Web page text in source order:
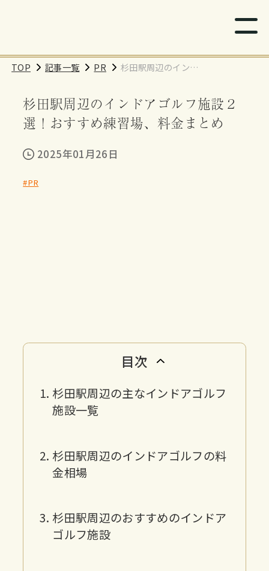
TOP 記事一覧 PR
杉田駅周辺のインド
おすすめ練習場、料
金まとめ
杉田駅周辺のインドアゴルフ施設２
選！おすすめ練習場、料金まとめ
2025年01月26日
#PR
目次
杉田駅周辺の主なインドアゴルフ
施設一覧
杉田駅周辺のインドアゴルフの料
金相場
杉田駅周辺のおすすめのインドア
ゴルフ施設